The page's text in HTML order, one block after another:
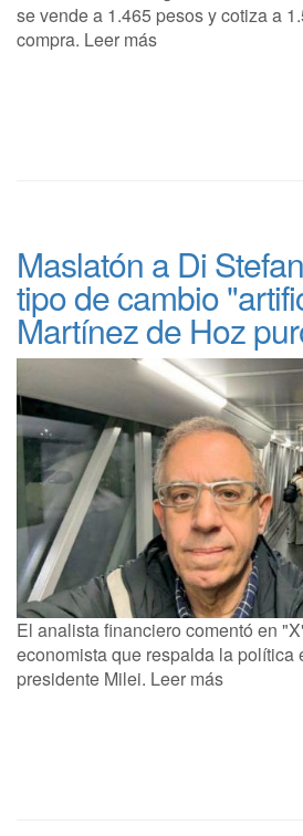
se vende a 1.465 pesos y cotiza a
compra. Leer más
Maslatón a Di
tipo de cambio
Martínez de Hoz
El analista financiero comentó en
economista que respalda la política
presidente Milei. Leer más